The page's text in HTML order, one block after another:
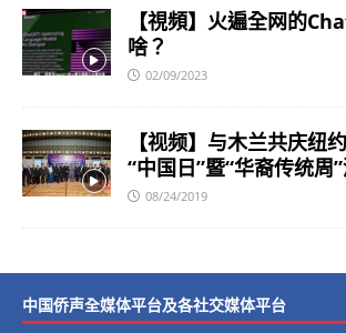
【視頻】火遍全网的
啥？
02/09/2023
【视频】与木兰共庆纽
“中国日”暨“华裔传统周
08/24/2019
中国侨声全媒体平台及各社交媒体平台